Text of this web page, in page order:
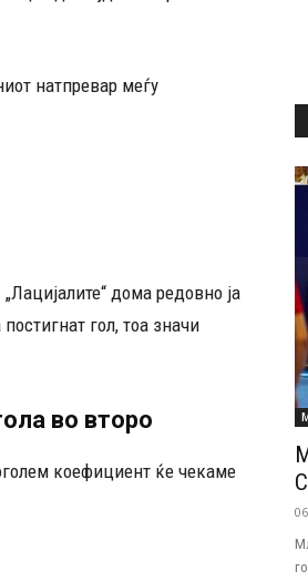
натпревар меѓу
дома редовно ја
гол, тоа значи
во второ
коефициент ќе чекаме